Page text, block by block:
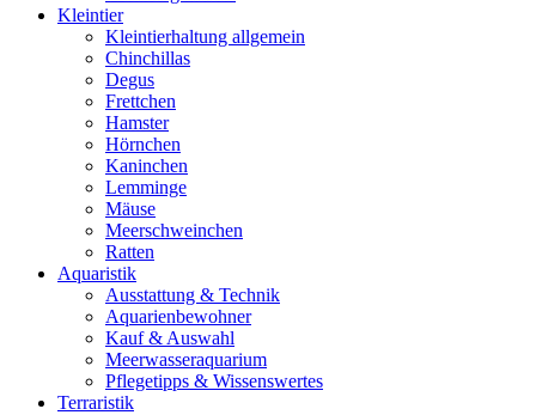
Kleintier
Kleintierhaltung allgemein
Chinchillas
Degus
Frettchen
Hamster
Hörnchen
Kaninchen
Lemminge
Mäuse
Meerschweinchen
Ratten
Aquaristik
Ausstattung & Technik
Aquarienbewohner
Kauf & Auswahl
Meerwasseraquarium
Pflegetipps & Wissenswertes
Terraristik